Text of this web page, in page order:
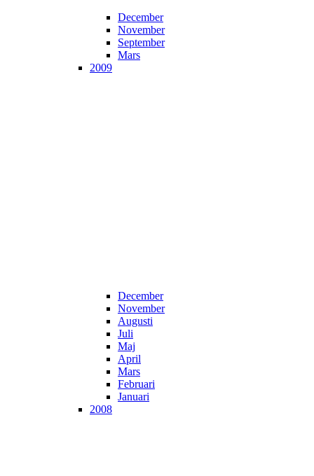
December
November
September
Mars
2009
December
November
Augusti
Juli
Maj
April
Mars
Februari
Januari
2008